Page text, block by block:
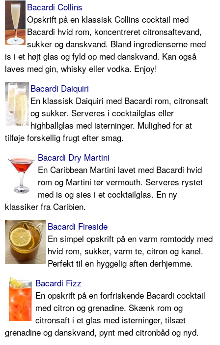
Bacardi Collins
Opskrift på en klassisk Collins cocktail med
Bacardi hvid rom, koncentreret citronsaftevand,
sukker og danskvand. Bland ingredienserne med
is i et højt glas og fyld op med danskvand. Kan også
laves med gin, whisky eller vodka. Enjoy!
Bacardi Daiquiri
En klassisk Daiquiri med Bacardi rom, citronsaft
og sukker. Serveres i cocktailglas eller
highballglas med isterninger. Mulighed for at
tilføje forskellig frugt efter smag.
Bacardi Dry Martini
En Caribbean Martini lavet med Bacardi hvid
rom og Martini tør vermouth. Serveres rystet
med is og sies i et cocktailglas. En ny
klassiker fra Caribien.
Bacardi Fireside
En simpel opskrift på en varm romtoddy med
hvid rom, sukker, varm te, citron og kanel.
Perfekt til en hyggelig aften derhjemme.
Bacardi Fizz
En opskrift på en forfriskende Bacardi cocktail
med citron og grenadine. Skænk rom og
citronsaft i et glas med isterninger, tilsæt
grenadine og danskvand, pynt med citronbåd og nyd.